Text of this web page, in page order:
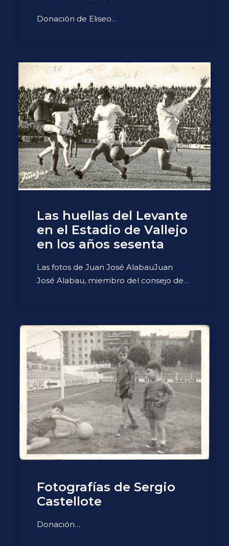
Donación de Eliseo…
Las huellas del Levante
en el Estadio de Vallejo
en los años sesenta
Las fotos de Juan José AlabauJuan
José Alabau, miembro del consejo de…
Fotografías de Sergio
Castellote
Donación…